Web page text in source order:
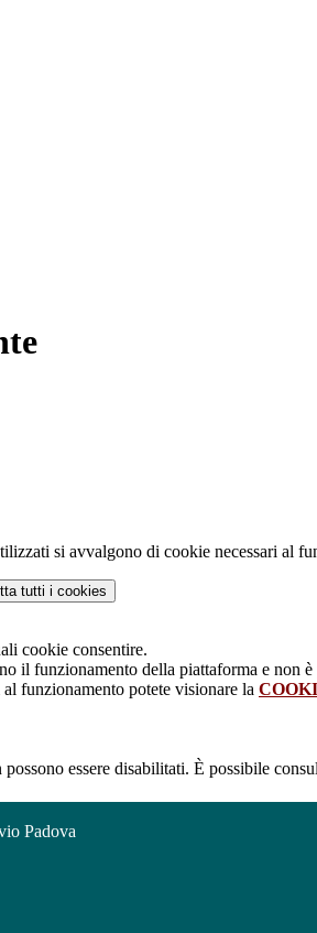
si avvalgono di cookie necessari al
tutti i cookies
cookie consentire.
il funzionamento della piattaforma e non
funzionamento potete visionare la
essere disabilitati. È possibile
Padova